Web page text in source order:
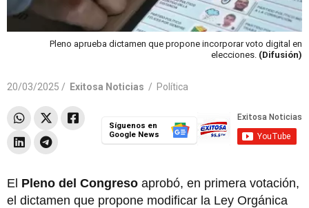
Pleno aprueba dictamen que propone incorporar voto digital en
elecciones. (Difusión)
20/03/2025 / Exitosa Noticias / Política
Síguenos en
Google News
El Pleno del Congreso aprobó, en primera votación,
el dictamen que propone modificar la Ley Orgánica